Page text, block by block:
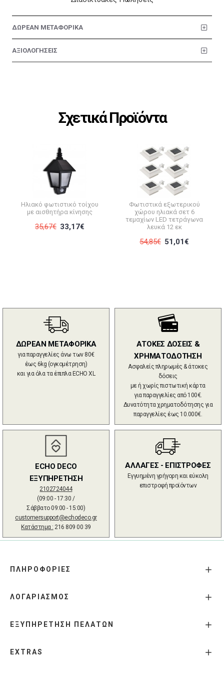
ΔΩΡΕΑΝ ΜΕΤΑΦΟΡΙΚΑ
ΑΞΙΟΛΟΓΗΣΕΙΣ
Σχετικά Προϊόντα
Ηλιακό φωτιστικό τοίχου
με αισθητήρα κίνησης
35,67€ 33,17€
Φωτιστικά εξωτερικού
χώρου ηλιακά σετ 6
τεμαχίων LED τετράγωνα
λευκά 12 εκ
54,85€ 51,01€
ΔΩΡΕΑΝ ΜΕΤΑΦΟΡΙΚΑ
για παραγγελίες άνω των 80€
έως 6kg (ογκομέτρηση)
και για όλα τα έπιπλα ECHO XL
ΑΤΟΚΕΣ ΔΟΣΕΙΣ &
ΧΡΗΜΑΤΟΔΟΤΗΣΗ
Ασφαλείς πληρωμές & άτοκες
δόσεις
με ή χωρίς πιστωτική κάρτα
για παραγγελίες από 100€.
Δυνατότητα χρηματοδότησης για
παραγγελίες έως 10.000€.
ECHO DECO
ΕΞΥΠΗΡΕΤΗΣΗ
2102724044
(09:00 - 17:30 /
Σάββατο 09:00 - 15:00)
customersupport@echodeco.gr
Κατάστημα : 216 809 00 39
ΑΛΛΑΓΕΣ - ΕΠΙΣΤΡΟΦΕΣ
Εγγυημένη γρήγορη και εύκολη
επιστροφή προϊόντων
ΠΛΗΡΟΦΟΡΙΕΣ
ΛΟΓΑΡΙΑΣΜΟΣ
ΕΞΥΠΗΡΕΤΗΣΗ ΠΕΛΑΤΩΝ
EXTRAS